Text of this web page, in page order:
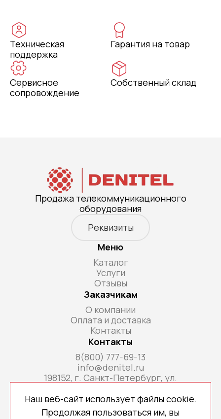
Техническая
поддержка
Гарантия на товар
Сервисное
сопровождение
Собственный склад
Продажа телекоммуникационного
оборудования
Реквизиты
Меню
Каталог
Услуги
Отзывы
Заказчикам
О компании
Оплата и доставка
Контакты
Контакты
8(800) 777-69-13
info@denitel.ru
198152, г. Санкт-Петербург, ул.
Н, ком. офис 213А
Наш веб-сайт использует файлы cookie.
Продолжая пользоваться им, вы